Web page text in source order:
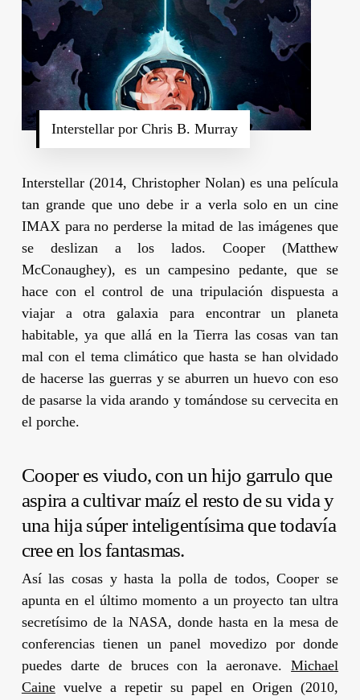
Interstellar por Chris B. Murray
Interstellar (2014, Christopher Nolan) es una película
tan grande que uno debe ir a verla solo en un cine
IMAX para no perderse la mitad de las imágenes que
se deslizan a los lados. Cooper (Matthew
McConaughey), es un campesino pedante, que se
hace con el control de una tripulación dispuesta a
viajar a otra galaxia para encontrar un planeta
habitable, ya que allá en la Tierra las cosas van tan
mal con el tema climático que hasta se han olvidado
de hacerse las guerras y se aburren un huevo con eso
de pasarse la vida arando y tomándose su cervecita en
el porche.
Cooper es viudo, con un hijo garrulo que
aspira a cultivar maíz el resto de su vida y
una hija súper inteligentísima que todavía
cree en los fantasmas.
Así las cosas y hasta la polla de todos, Cooper se
apunta en el último momento a un proyecto tan ultra
secretísimo de la NASA, donde hasta en la mesa de
conferencias tienen un panel movedizo por donde
puedes darte de bruces con la aeronave.Michael
Cainevuelve a repetir su papel enOrigen(2010,